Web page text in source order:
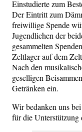
Einstudierte zum
Der Eintritt zum
freiwillige Spende
Jugendlichen der
gesammelten
Zeltlager auf dem
Nach den
geselligen
Getränken ein.
Wir bedanken uns
für die Unterstützung